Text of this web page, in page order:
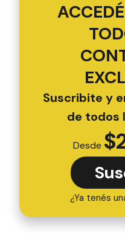
Suscribite y
de todos
Desde $
¿Ya tenés